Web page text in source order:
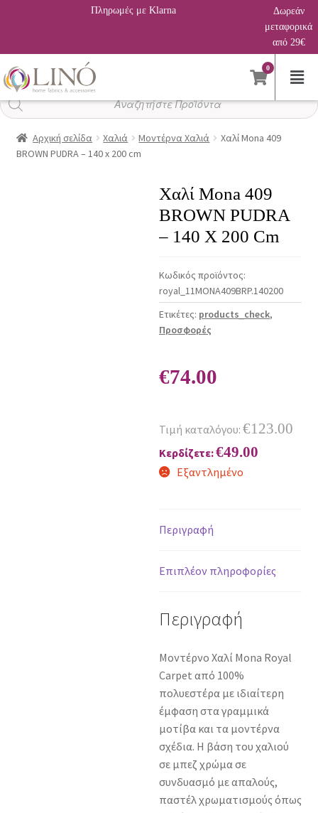
Πληρωμές με Klarna
Δωρεάν
μεταφορικά
από 29€
0
Αναζήτηση
προϊόντων
Αρχική σελίδα Χαλιά Μοντέρνα Χαλιά
Χαλί Mona 409
BROWN PUDRA – 140 x 200 cm
Χαλί Mona 409
BROWN PUDRA
– 140 X 200 Cm
Κωδικός προϊόντος:
royal_11MONA409BRP.140200
Ετικέτες: products_check,
Προσφορές
€74.00
Τιμή καταλόγου: €123.00
Κερδίζετε:€49.00
Εξαντλημένο
Περιγραφή
Επιπλέον πληροφορίες
Περιγραφή
Μοντέρνο Χαλί Mona Royal
Carpet από 100%
πολυεστέρα με ιδιαίτερη
έμφαση στα γραμμικά
μοτίβα και τα μοντέρνα
σχέδια. Η βάση του χαλιού
σε μπεζ χρώμα σε
συνδυασμό με απαλούς,
παστέλ χρωματισμούς όπως